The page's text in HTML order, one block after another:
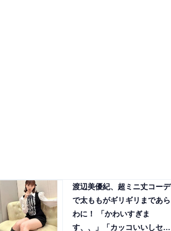
渡辺美優紀、超ミニ丈コーデ
で太ももがギリギリまであら
わに！ 「かわいすぎま
す、、」「カッコいいしセク